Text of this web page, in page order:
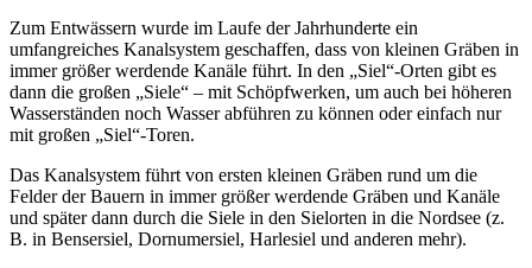
Zum Entwässern wurde im Laufe der Jahrhunderte ein
umfangreiches Kanalsystem geschaffen, dass von kleinen Gräben in
immer größer werdende Kanäle führt. In den „Siel“-Orten gibt es
dann die großen „Siele“ – mit Schöpfwerken, um auch bei höheren
Wasserständen noch Wasser abführen zu können oder einfach nur
mit großen „Siel“-Toren.
Das Kanalsystem führt von ersten kleinen Gräben rund um die
Felder der Bauern in immer größer werdende Gräben und Kanäle
und später dann durch die Siele in den Sielorten in die Nordsee (z.
B. in Bensersiel, Dornumersiel, Harlesiel und anderen mehr).